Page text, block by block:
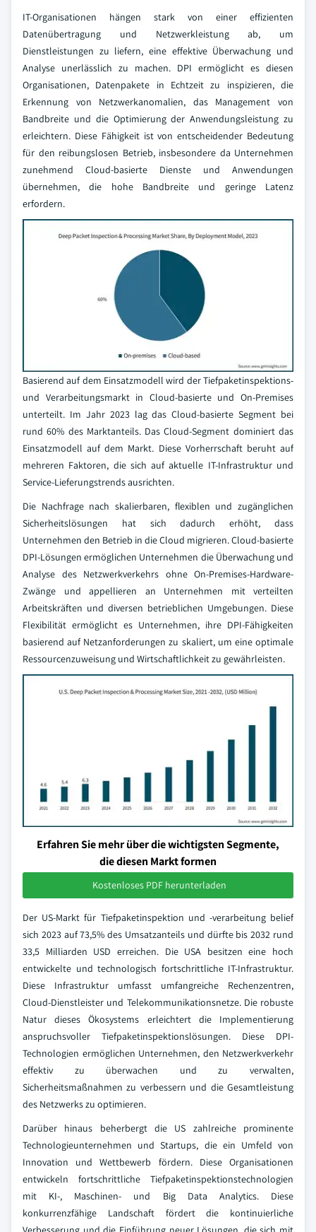
IT-Organisationen hängen stark von einer effizienten
Datenübertragung und Netzwerkleistung ab, um
Dienstleistungen zu liefern, eine effektive Überwachung und
Analyse unerlässlich zu machen. DPI ermöglicht es diesen
Organisationen, Datenpakete in Echtzeit zu inspizieren, die
Erkennung von Netzwerkanomalien, das Management von
Bandbreite und die Optimierung der Anwendungsleistung zu
erleichtern. Diese Fähigkeit ist von entscheidender Bedeutung
für den reibungslosen Betrieb, insbesondere da Unternehmen
zunehmend Cloud-basierte Dienste und Anwendungen
übernehmen, die hohe Bandbreite und geringe Latenz
erfordern.
Basierend auf dem Einsatzmodell wird der Tiefpaketinspektions-
und Verarbeitungsmarkt in Cloud-basierte und On-Premises
unterteilt. Im Jahr 2023 lag das Cloud-basierte Segment bei
rund 60% des Marktanteils. Das Cloud-Segment dominiert das
Einsatzmodell auf dem Markt. Diese Vorherrschaft beruht auf
mehreren Faktoren, die sich auf aktuelle IT-Infrastruktur und
Service-Lieferungstrends ausrichten.
Die Nachfrage nach skalierbaren, flexiblen und zugänglichen
Sicherheitslösungen hat sich dadurch erhöht, dass
Unternehmen den Betrieb in die Cloud migrieren. Cloud-basierte
DPI-Lösungen ermöglichen Unternehmen die Überwachung und
Analyse des Netzwerkverkehrs ohne On-Premises-Hardware-
Zwänge und appellieren an Unternehmen mit verteilten
Arbeitskräften und diversen betrieblichen Umgebungen. Diese
Flexibilität ermöglicht es Unternehmen, ihre DPI-Fähigkeiten
basierend auf Netzanforderungen zu skaliert, um eine optimale
Ressourcenzuweisung und Wirtschaftlichkeit zu gewährleisten.
Erfahren Sie mehr über die wichtigsten Segmente,
die diesen Markt formen
Kostenloses PDF herunterladen
Der US-Markt für Tiefpaketinspektion und -verarbeitung belief
sich 2023 auf 73,5% des Umsatzanteils und dürfte bis 2032 rund
33,5 Milliarden USD erreichen. Die USA besitzen eine hoch
entwickelte und technologisch fortschrittliche IT-Infrastruktur.
Diese Infrastruktur umfasst umfangreiche Rechenzentren,
Cloud-Dienstleister und Telekommunikationsnetze. Die robuste
Natur dieses Ökosystems erleichtert die Implementierung
anspruchsvoller Tiefpaketinspektionslösungen. Diese DPI-
Technologien ermöglichen Unternehmen, den Netzwerkverkehr
effektiv zu überwachen und zu verwalten,
Sicherheitsmaßnahmen zu verbessern und die Gesamtleistung
des Netzwerks zu optimieren.
Darüber hinaus beherbergt die US zahlreiche prominente
Technologieunternehmen und Startups, die ein Umfeld von
Innovation und Wettbewerb fördern. Diese Organisationen
entwickeln fortschrittliche Tiefpaketinspektionstechnologien
mit KI-, Maschinen- und Big Data Analytics. Diese
konkurrenzfähige Landschaft fördert die kontinuierliche